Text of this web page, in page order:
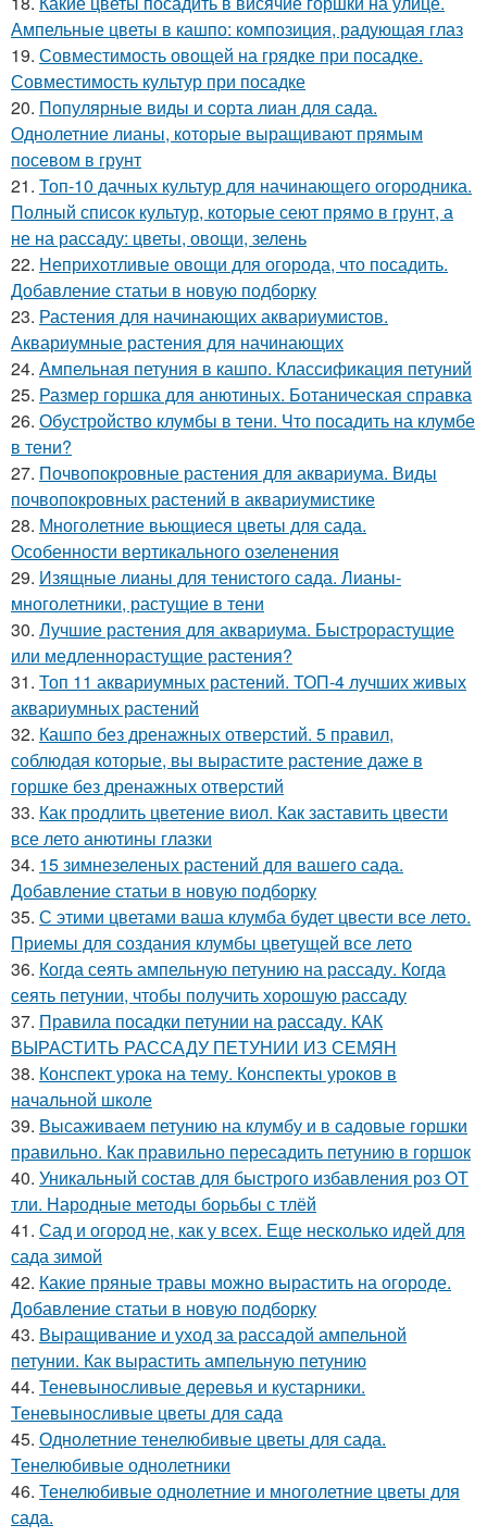
Ампельные цветы в кашпо: композиция, радующая глаз
19. Совместимость овощей на грядке при посадке.
Совместимость культур при посадке
20. Популярные виды и сорта лиан для сада.
Однолетние лианы, которые выращивают прямым
посевом в грунт
21. Топ-10 дачных культур для начинающего огородника.
Полный список культур, которые сеют прямо в грунт, а
не на рассаду: цветы, овощи, зелень
22. Неприхотливые овощи для огорода, что посадить.
Добавление статьи в новую подборку
23. Растения для начинающих аквариумистов.
Аквариумные растения для начинающих
24. Ампельная петуния в кашпо. Классификация петуний
25. Размер горшка для анютиных. Ботаническая справка
26. Обустройство клумбы в тени. Что посадить на клумбе
в тени?
27. Почвопокровные растения для аквариума. Виды
почвопокровных растений в аквариумистике
28. Многолетние вьющиеся цветы для сада.
Особенности вертикального озеленения
29. Изящные лианы для тенистого сада. Лианы-
многолетники, растущие в тени
30. Лучшие растения для аквариума. Быстрорастущие
или медленнорастущие растения?
31. Топ 11 аквариумных растений. ТОП-4 лучших живых
аквариумных растений
32. Кашпо без дренажных отверстий. 5 правил,
соблюдая которые, вы вырастите растение даже в
горшке без дренажных отверстий
33. Как продлить цветение виол. Как заставить цвести
все лето анютины глазки
34. 15 зимнезеленых растений для вашего сада.
Добавление статьи в новую подборку
35. С этими цветами ваша клумба будет цвести все лето.
Приемы для создания клумбы цветущей все лето
36. Когда сеять ампельную петунию на рассаду. Когда
сеять петунии, чтобы получить хорошую рассаду
37. Правила посадки петунии на рассаду. КАК
ВЫРАСТИТЬ РАССАДУ ПЕТУНИИ ИЗ СЕМЯН
38. Конспект урока на тему. Конспекты уроков в
начальной школе
39. Высаживаем петунию на клумбу и в садовые горшки
правильно. Как правильно пересадить петунию в горшок
40. Уникальный состав для быстрого избавления роз ОТ
тли. Народные методы борьбы с тлёй
41. Сад и огород не, как у всех. Еще несколько идей для
сада зимой
42. Какие пряные травы можно вырастить на огороде.
Добавление статьи в новую подборку
43. Выращивание и уход за рассадой ампельной
петунии. Как вырастить ампельную петунию
44. Теневыносливые деревья и кустарники.
Теневыносливые цветы для сада
45. Однолетние тенелюбивые цветы для сада.
Тенелюбивые однолетники
46. Тенелюбивые однолетние и многолетние цветы для
сада.